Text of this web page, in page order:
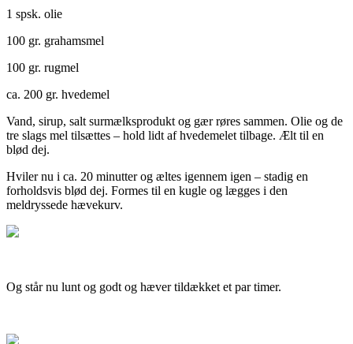
1 spsk. olie
100 gr. grahamsmel
100 gr. rugmel
ca. 200 gr. hvedemel
Vand, sirup, salt surmælksprodukt og gær røres sammen. Olie og de
tre slags mel tilsættes – hold lidt af hvedemelet tilbage. Ælt til en
blød dej.
Hviler nu i ca. 20 minutter og æltes igennem igen – stadig en
forholdsvis blød dej. Formes til en kugle og lægges i den
meldryssede hævekurv.
Og står nu lunt og godt og hæver tildækket et par timer.